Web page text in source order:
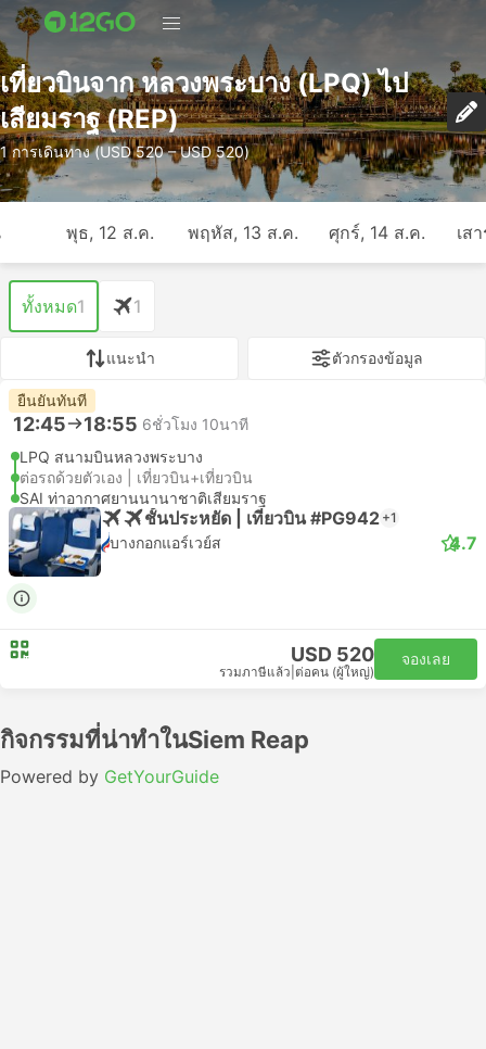
เที่ยวบินจาก หลวงพระบาง (LPQ) ไป
เสียมราฐ (REP)
1 การเดินทาง (USD 520 – USD 520)
พุธ, 12 ส.ค. พฤหัส, 13 ส.ค. ศุกร์, 14 ส.ค. เส
ทั้งหมด1 1
แนะนำ ตัวกรองข้อมูล
ยืนยันทันที
12:45 18:55 6ชั่วโมง 10นาที
LPQ สนามบินหลวงพระบาง
ต่อรถด้วยตัวเอง | เที่ยวบิน+เที่ยวบิน
SAI ท่าอากาศยานนานาชาติเสียมราฐ
ชั้นประหยัด | เที่ยวบิน #PG942 +1
บางกอกแอร์เวย์ส 4.7
USD 520
รวมภาษีแล้ว ต่อคน (ผู้ใหญ่)
จองเลย
กิจกรรมที่น่าทำในSiem Reap
Powered by GetYourGuide